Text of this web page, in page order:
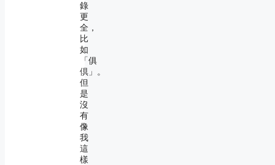
錄
更
全，
比
如
「俱
倶」。
但
是
沒
有
像
我
這
樣